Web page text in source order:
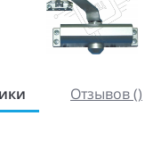
Отзывов ()